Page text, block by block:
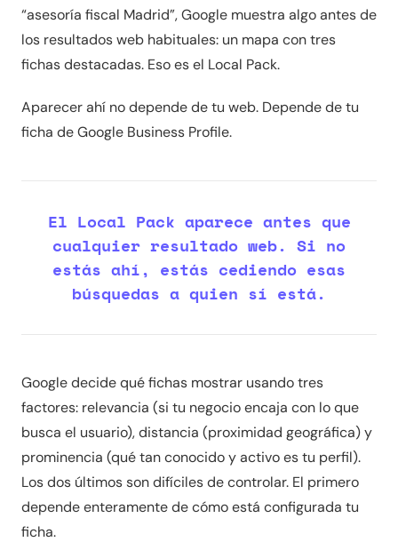
“asesoría fiscal Madrid”, Google muestra algo antes de
los resultados web habituales: un mapa con tres
fichas destacadas. Eso es el Local Pack.
Aparecer ahí no depende de tu web. Depende de tu
ficha de Google Business Profile.
El Local Pack aparece antes que
cualquier resultado web. Si no
estás ahí, estás cediendo esas
búsquedas a quien sí está.
Google decide qué fichas mostrar usando tres
factores: relevancia (si tu negocio encaja con lo que
busca el usuario), distancia (proximidad geográfica) y
prominencia (qué tan conocido y activo es tu perfil).
Los dos últimos son difíciles de controlar. El primero
depende enteramente de cómo está configurada tu
ficha.